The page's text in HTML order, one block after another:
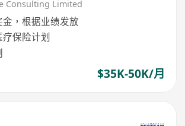
Consulting Limited
，根据业绩发放
保险计划
$35K-50K/月